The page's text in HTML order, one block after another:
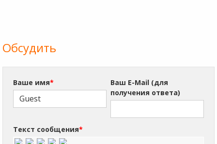
Обсудить
Ваше имя*
Ваш E-Mail (для
получения ответа)
Текст сообщения*